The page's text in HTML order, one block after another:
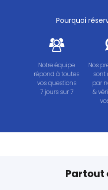
Pourquoi
Notre équipe
répond à toutes
vos questions
7 jours sur 7
Nos
sont
par
&
Partout